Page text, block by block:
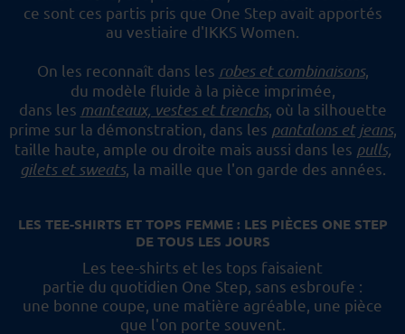
ce sont ces partis pris que One Step avait apportés
au vestiaire d'IKKS Women.
On les reconnaît dans les robes et combinaisons,
du modèle fluide à la pièce imprimée,
dans les manteaux, vestes et trenchs, où la silhouette
prime sur la démonstration, dans les pantalons et jeans,
taille haute, ample ou droite mais aussi dans les pulls,
gilets et sweats, la maille que l'on garde des années.
LES TEE-SHIRTS ET TOPS FEMME : LES PIÈCES ONE STEP
DE TOUS LES JOURS
Les tee-shirts et les tops faisaient
partie du quotidien One Step, sans esbroufe :
une bonne coupe, une matière agréable, une pièce
que l'on porte souvent.